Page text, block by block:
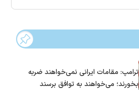
ترامپ: مقامات ایرانی نمی‌خواهند ضربه
بخورند؛ می‌خواهند به توافق برسند